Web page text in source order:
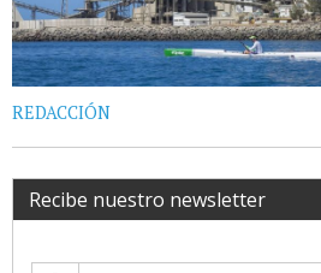
REDACCIÓN
Recibe nuestro newsletter